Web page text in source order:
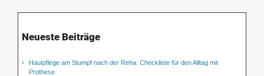
Neueste Beiträge
Hautpflege am Stumpf nach der Reha: Checkliste für den Alltag mit
Prothese